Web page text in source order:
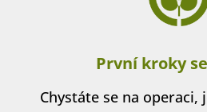
První kroky
Chystáte se na operaci,